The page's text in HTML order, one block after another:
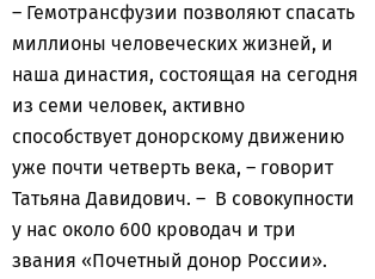
– Гемотрансфузии позволяют спасать
миллионы человеческих жизней, и
наша династия, состоящая на сегодня
из семи человек, активно
способствует донорскому движению
уже почти четверть века, – говорит
Татьяна Давидович. – В совокупности
у нас около 600 кроводач и три
звания «Почетный донор России».